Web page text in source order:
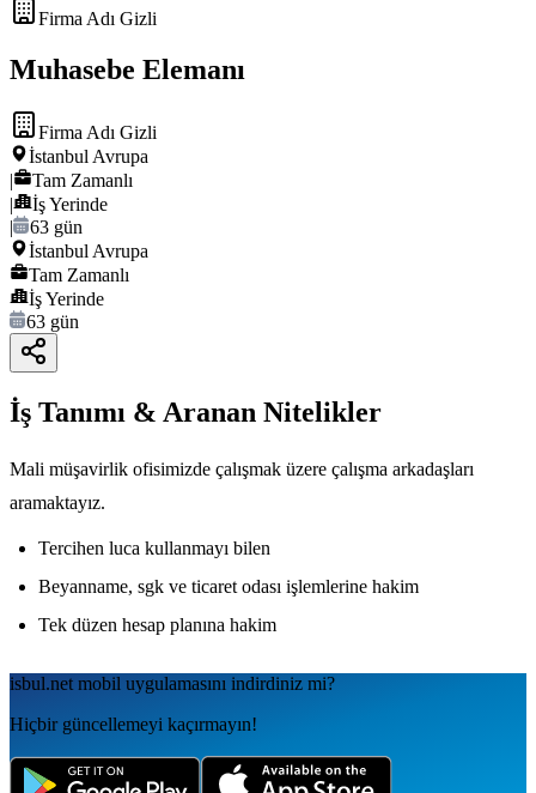
Firma Adı Gizli
Muhasebe Elemanı
Firma Adı Gizli
İstanbul Avrupa
|
Tam Zamanlı
|
İş Yerinde
|
63 gün
İstanbul Avrupa
Tam Zamanlı
İş Yerinde
63 gün
İş Tanımı & Aranan Nitelikler
Mali müşavirlik ofisimizde çalışmak üzere çalışma arkadaşları
aramaktayız.
Tercihen luca kullanmayı bilen
Beyanname, sgk ve ticaret odası işlemlerine hakim
Tek düzen hesap planına hakim
isbul.net mobil uygulamаsını indirdiniz mi?
Hiçbir güncellemeyi kaçırmayın!